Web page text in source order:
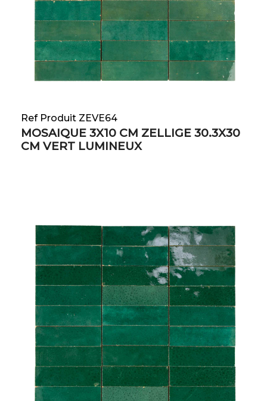
Ref Produit ZEVE64
MOSAIQUE 3X10 CM ZELLIGE 30.3X30
CM VERT LUMINEUX